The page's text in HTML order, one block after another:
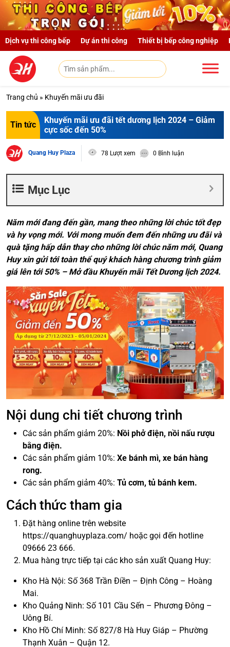
Skip to main content
Dịch vụ thi công bếp Dự án thi công Thiết bị bếp công nghiệp
Trang chủ » Khuyến mãi ưu đãi
Tin tức
Khuyến mãi ưu đãi tết dương lịch 2024 – Giảm
cực sốc đến 50%
Quang Huy Plaza 78 Lượt xem 0 Bình luận
Mục Lục
Năm mới đang đến gần, mang theo những lời chúc tốt đẹp
và hy vọng mới. Với mong muốn đem đến những ưu đãi và
quà tặng hấp dẫn thay cho những lời chúc năm mới, Quang
Huy xin gửi tới toàn thể quý khách hàng chương trình giảm
giá lên tới 50% – Mở đầu Khuyến mãi Tết Dương lịch 2024.
Nội dung chi tiết chương trình
Các sản phẩm giảm 20%: Nồi phở điện, nồi nấu rượu
bằng điện.
Các sản phẩm giảm 10%: Xe bánh mì, xe bán hàng
rong.
Các sản phẩm giảm 40%: Tủ cơm, tủ bánh kem.
Cách thức tham gia
Đặt hàng online trên website
https://quanghuyplaza.com/ hoặc gọi đến hotline
09666 23 666.
Mua hàng trực tiếp tại các kho sản xuất Quang Huy:
Kho Hà Nội: Số 368 Trần Điền – Định Công – Hoàng
Mai.
Kho Quảng Ninh: Số 101 Cầu Sến – Phương Đông –
Uông Bí.
Kho Hồ Chí Minh: Số 827/8 Hà Huy Giáp – Phường
Thạnh Xuân – Quận 12.